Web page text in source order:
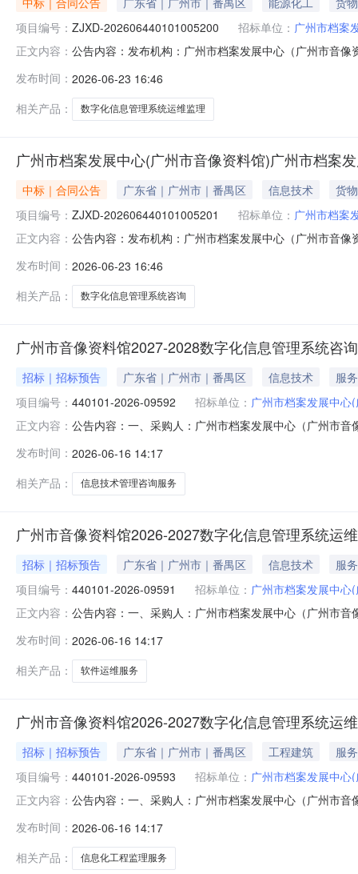
项目编号： ZJXD-202606440101005200 招标单位： 广州市档案
正文内容： 公告内容：发布机构：广州市档案发展中心（广州市音
务直接选定五、合同主体采购人(甲方)：广州市档案发展
发布时间： 2026-06-23 16:46
相关产品：
数字化信息管理系统运维监理
广州市档案发展中心(广州市音像资料馆)广州市档案
中标｜合同公告 广东省｜广州市｜番禺区 信息技术
货物
项目编号： ZJXD-202606440101005201 招标单位： 广州市档案
正文内容： 公告内容：发布机构：广州市档案发展中心（广州市音
询服务直接选定五、合同主体采购人(甲方)：广州市档案
发布时间： 2026-06-23 16:46
相关产品：
数字化信息管理系统咨询
广州市音像资料馆2027-2028数字化信息管理系统咨
招标｜招标预告 广东省｜广州市｜番禺区 信息技术
服务
项目编号： 440101-2026-09592 招标单位： 广州市档案发展中心
正文内容： 公告内容：一、采购人：广州市档案发展中心（广州市
发展中心（广州市音像资料馆）发布时间：2026-06-
发布时间： 2026-06-16 14:17
相关产品：
信息技术管理咨询服务
广州市音像资料馆2026-2027数字化信息管理系统运
招标｜招标预告 广东省｜广州市｜番禺区 信息技术
服务
项目编号： 440101-2026-09591 招标单位： 广州市档案发展中心
正文内容： 公告内容：一、采购人：广州市档案发展中心（广州市
（广州市音像资料馆）发布时间：2026-06-1613:51:40
发布时间： 2026-06-16 14:17
相关产品：
软件运维服务
广州市音像资料馆2026-2027数字化信息管理系统运
招标｜招标预告 广东省｜广州市｜番禺区 工程建筑
服务
项目编号： 440101-2026-09593 招标单位： 广州市档案发展中心
正文内容： 公告内容：一、采购人：广州市档案发展中心（广州市
案发展中心（广州市音像资料馆）发布时间：2026-06-
发布时间： 2026-06-16 14:17
相关产品：
信息化工程监理服务